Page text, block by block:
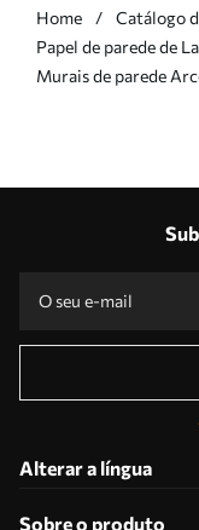
Home
Catálogo
Papel de parede de
Murais de parede
Alterar a língua
Sobre o produto